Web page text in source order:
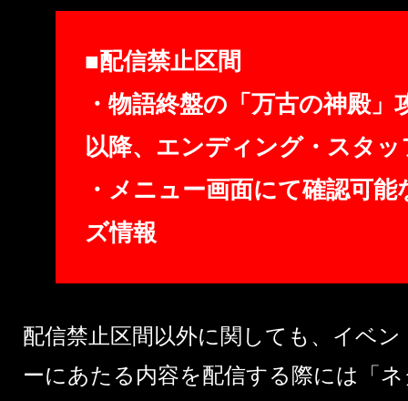
■配信禁止区間
・物語終盤の「万古の神殿
以降、エンディング・スタ
・メニュー画面にて確認可
ズ情報
配信禁止区間以外に関しても、イベ
ーにあたる内容を配信する際には「